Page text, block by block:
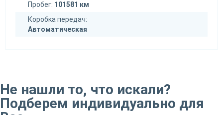
Пробег: 101581 км
Коробка передач:
Автоматическая
Не нашли то, что искали?
Подберем индивидуально для